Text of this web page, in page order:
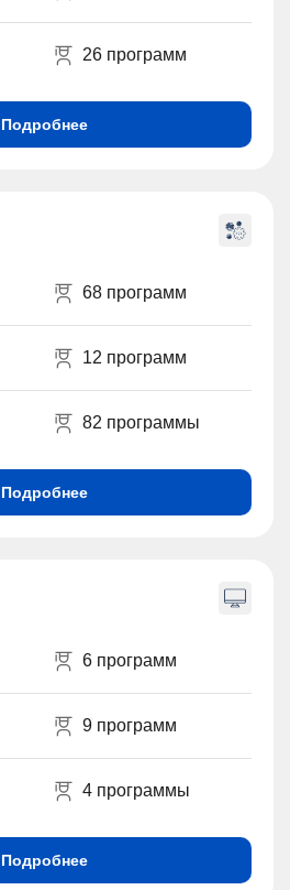
26 программ
Подробнее
68 программ
12 программ
82 программы
Подробнее
6 программ
9 программ
4 программы
Подробнее